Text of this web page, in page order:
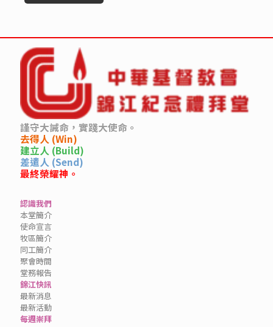
謹守大誡命，實踐大使命。
去得人 (Win)
建立人 (Build)
差遣人 (Send)
最終榮耀神。
認識我們
本堂簡介
使命宣言
牧區簡介
同工簡介
聚會時間
堂務報告
錦江快訊
最新消息
最新活動
每週崇拜